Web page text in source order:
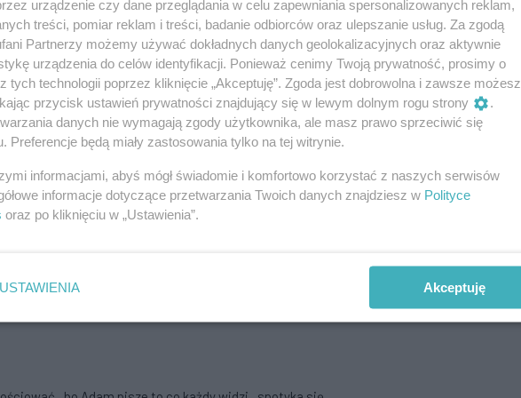
Aby odpowiedzieć na komentarz, musisz być zalogowany.
na walkę , z tym obecnym rządem tzn
obywateli w tym temacie tzn W wyniku tego wypadku
poważnie ranna i przewieziona do szpitala.Sąd Rejonowy w
go tymczasowo. Macie odpowiedź !
Aby odpowiedzieć na komentarz, musisz być zalogowany.
urządzenie czy dane przeglądania w celu zapewniania spersonalizowanych reklam,
treści, pomiar reklam i treści, badanie odbiorców oraz ulepszanie usług. Za zgodą
Partnerzy możemy używać dokładnych danych geolokalizacyjnych oraz aktywnie
urządzenia do celów identyfikacji. Ponieważ cenimy Twoją prywatność, prosimy o
tych technologii poprzez kliknięcie „Akceptuję”. Zgoda jest dobrowolna i zawsze możesz
przycisk ustawień prywatności znajdujący się w lewym dolnym rogu strony
.
danych nie wymagają zgody użytkownika, ale masz prawo sprzeciwić się
Preferencje będą miały zastosowania tylko na tej witrynie.
informacjami, abyś mógł świadomie i komfortowo korzystać z naszych serwisów
informacje dotyczące przetwarzania Twoich danych znajdziesz w Polityce
oraz po kliknięciu w „Ustawienia”.
USTAWIENIA Akceptuję